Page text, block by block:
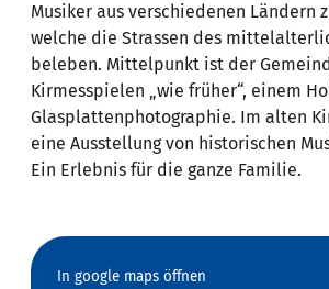
Musiker aus verschiedenen Ländern
welche die Strassen des
beleben. Mittelpunkt ist der
Kirmesspielen „wie früher“, einem
Glasplattenphotographie. Im alten
eine Ausstellung von historischen
Ein Erlebnis für die ganze Familie.
In google maps öffnen